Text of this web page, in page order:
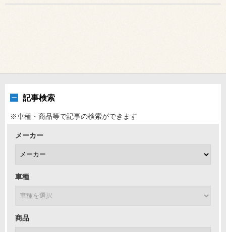
記事検索
※車種・商品等で記事の検索ができます
メーカー
車種
商品